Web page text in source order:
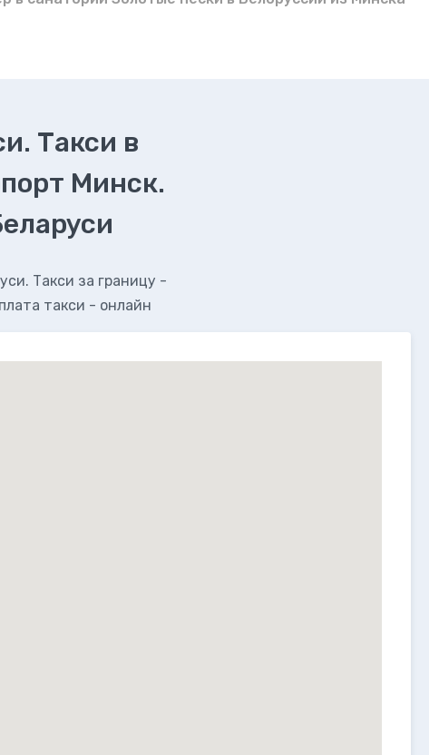
Такси в
Минск.
Такси за границу -
такси - онлайн